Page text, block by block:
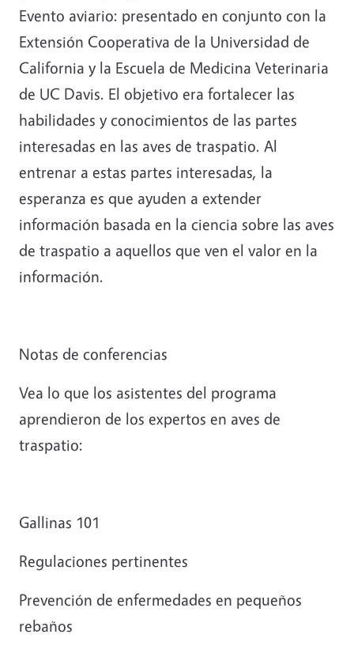
Evento aviario: presentado en conjunto con la
Extensión Cooperativa de la Universidad de
California y la Escuela de Medicina Veterinaria
de UC Davis. El objetivo era fortalecer las
habilidades y conocimientos de las partes
interesadas en las aves de traspatio. Al
entrenar a estas partes interesadas, la
esperanza es que ayuden a extender
información basada en la ciencia sobre las aves
de traspatio a aquellos que ven el valor en la
información.
Notas de conferencias
Vea lo que los asistentes del programa
aprendieron de los expertos en aves de
traspatio:
Gallinas 101
Regulaciones pertinentes
Prevención de enfermedades en pequeños
rebaños